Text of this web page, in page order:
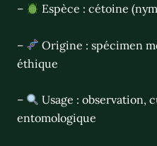
– Espèce : cétoine
–
Origine : spécimen
éthique
–
Usage : observation,
entomologique